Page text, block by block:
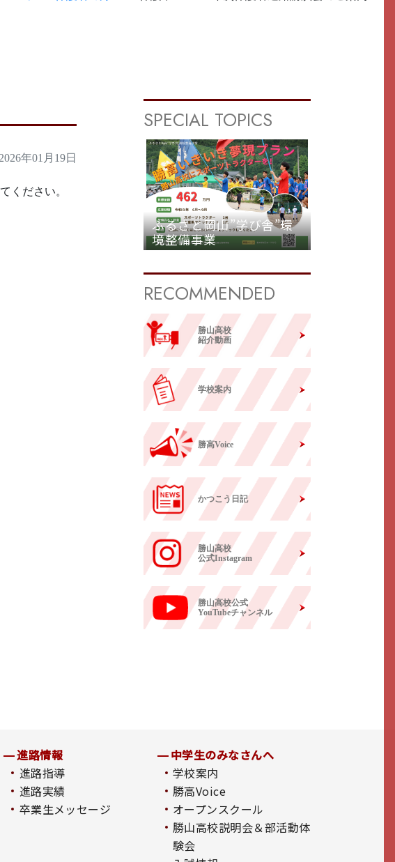
2026年01月19日
ください。
SPECIAL TOPICS
ふるさと岡山”学び舎”環
境整備事業
RECOMMENDED
勝山高校
紹介動画
学校案内
勝高Voice
かつこう日記
勝山高校
公式Instagram
勝山高校公式
YouTubeチャンネル
進路情報
進路指導
進路実績
卒業生メッセージ
中学生のみなさんへ
学校案内
勝高Voice
オープンスクール
勝山高校説明会＆部活動体
験会